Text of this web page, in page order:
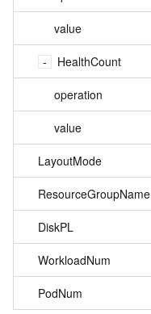
value
HealthCount
operation
value
LayoutMode
ResourceGroupName
DiskPL
WorkloadNum
PodNum